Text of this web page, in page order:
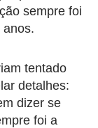
sempre foi
anos.
tentado
detalhes:
dizer se
foi a